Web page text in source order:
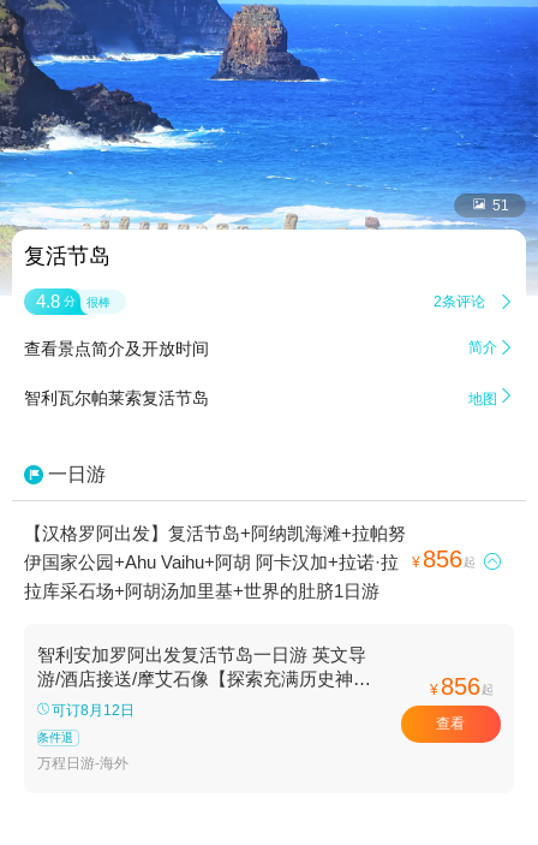
 51
复活节岛
4.8 分 很棒 2条评论 
查看景点简介及开放时间 简介 
智利瓦尔帕莱索复活节岛 地图 
一日游
【汉格罗阿出发】复活节岛+阿纳凯海滩+拉帕努
伊国家公园+Ahu Vaihu+阿胡 阿卡汉加+拉诺·拉
拉库采石场+阿胡汤加里基+世界的肚脐1日游
¥ 856起 
智利安加罗阿出发复活节岛一日游 英文导
游/酒店接送/摩艾石像【探索充满历史神秘
色彩的复活节岛，沉浸在拉帕努伊文化】
可订8月12日
条件退
万程日游-海外
¥ 856起
查看
